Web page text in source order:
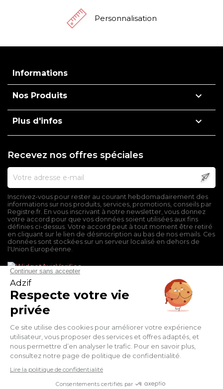
Personnalisation
Informations
Nos Produits 
Plus d'infos 
Recevez nos offres spéciales
Inscrivez-vous pour rester au courant hebdomadairement des
informations sur nos produits, services, promotions, conseils par
Registre.fr. En vous inscrivant à notre newsletter, vous donnez
votre accord pour que vos données soient utilisées aux fins
définies ci-dessus. Votre accord peut à tout moment être retiré
en cliquant sur le lien de désinscription au bas de nos emails. Ces
données sont stockées sur un serveur localisé en dehors de
l'Union Européenne.
Conditions générales de vente
Politique de confidentialité
FacebookTwitter